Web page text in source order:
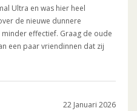
Ultra en was hier heel
de nieuwe dunnere
effectief. Graag de oude
een paar vriendinnen dat zij
22 Januari 2026